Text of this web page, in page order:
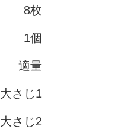
8枚
1個
適量
大さじ1
大さじ2